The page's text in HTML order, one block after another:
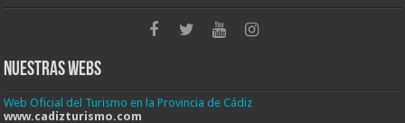
Nuestras Webs
Web Oficial del Turismo en la Provincia de Cádiz
www.cadizturismo.com